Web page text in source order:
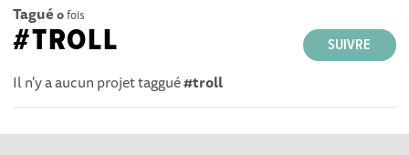
Tagué 0fois
SUIVRE
#TROLL
Il n'y a aucun projet taggué#troll